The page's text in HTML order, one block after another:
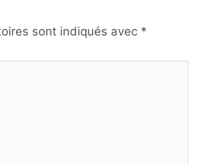
sont indiqués avec *